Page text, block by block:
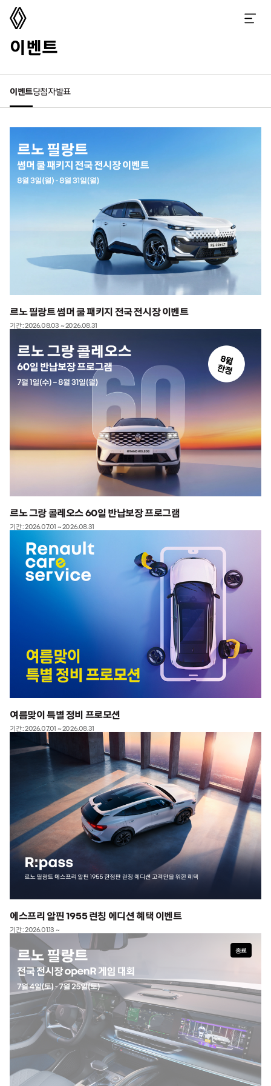
르노코리아 메뉴 열기
이벤트
이벤트당첨자발표
르노 필랑트 썸머 쿨 패키지 전국 전시장 이벤트
기간 : 2026.08.03 ~ 2026.08.31
르노 그랑 콜레오스 60일 반납보장 프로그램
기간 : 2026.07.01 ~ 2026.08.31
여름맞이 특별 정비 프로모션
기간 : 2026.07.01 ~ 2026.08.31
에스프리 알핀 1955 런칭 에디션 혜택 이벤트
기간 : 2026.01.13 ~
종료